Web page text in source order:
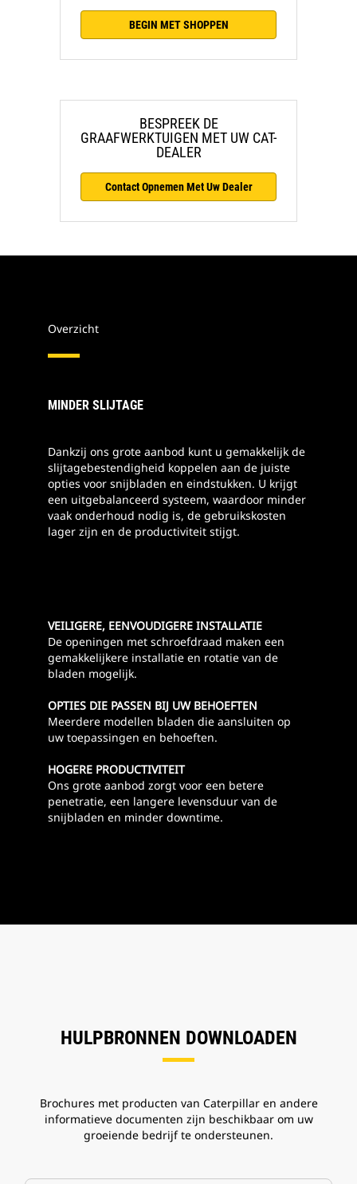
BEGIN MET SHOPPEN
BESPREEK DE
GRAAFWERKTUIGEN MET UW CAT-
DEALER
Contact Opnemen Met Uw Dealer
Overzicht
MINDER SLIJTAGE
Dankzij ons grote aanbod kunt u gemakkelijk de
slijtagebestendigheid koppelen aan de juiste
opties voor snijbladen en eindstukken. U krijgt
een uitgebalanceerd systeem, waardoor minder
vaak onderhoud nodig is, de gebruikskosten
lager zijn en de productiviteit stijgt.
VEILIGERE, EENVOUDIGERE INSTALLATIE
De openingen met schroefdraad maken een
gemakkelijkere installatie en rotatie van de
bladen mogelijk.
OPTIES DIE PASSEN BIJ UW BEHOEFTEN
Meerdere modellen bladen die aansluiten op
uw toepassingen en behoeften.
HOGERE PRODUCTIVITEIT
Ons grote aanbod zorgt voor een betere
penetratie, een langere levensduur van de
snijbladen en minder downtime.
HULPBRONNEN DOWNLOADEN
Brochures met producten van Caterpillar en andere
informatieve documenten zijn beschikbaar om uw
groeiende bedrijf te ondersteunen.